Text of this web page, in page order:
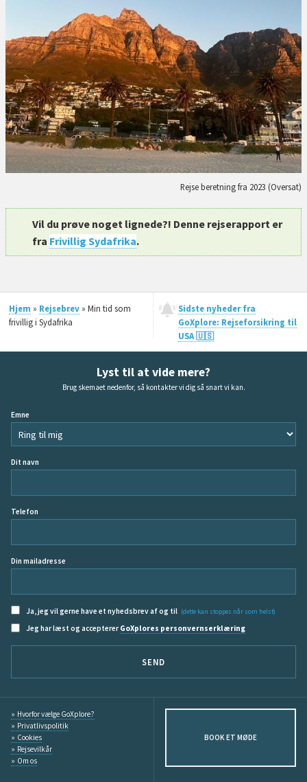
Rejse beretning fra 2023 (Oversat)
Vil du prøve noget lignede?! Denne rejserapport er
fra Frivillig Sydafrika.
Hjem » Rejsebrev» Min tid som
frivillig i Sydafrika
Sidste nyheder fra
GoXplore: Rejseforsikring til
USA 🇺🇸
Lyst til at vide mere?
Brug skemaet nedenfor, så kontakter vi dig så snart vi kan.
Emne
Dit navn
Telefon
Din mailadresse
Ja, jeg vil gerne have et nyhedsbrev af og til (dette kan stoppes når som helst)
Jeg har læst og accepterer GoXplores personvernserklæring
SEND
Hvorfor vælge GoXplore?
Privatlivspolitik
Cookies
Rejsevilkår
Om os
BOOK ET MØDE